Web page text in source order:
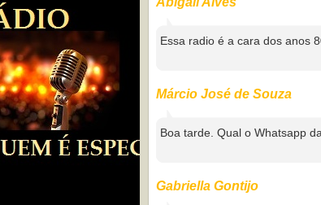
Essa radio é a cara dos anos
Márcio José de Souza
Boa tarde. Qual o Whatsapp
Gabriella Gontijo